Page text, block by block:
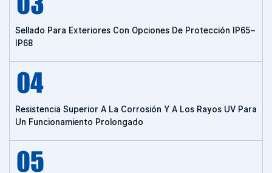
Sellado Para Exteriores Con Opciones De Protección IP65–
IP68
Resistencia Superior A La Corrosión Y A Los Rayos UV Para
Un Funcionamiento Prolongado